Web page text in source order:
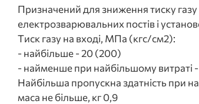
Призначений для зниження тиску
електрозварювальних постів і
Тиск газу на вході, МПа (кгс/см2):
- найбільше - 20 (200)
- найменше при найбільшому витраті
Найбільша пропускна здатність при
маса не більше, кг 0,9